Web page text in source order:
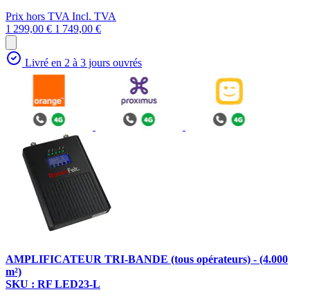
Prix hors TVAIncl. TVA
1 299,00 € 1 749,00 €
Livré en 2 à 3 jours ouvrés
AMPLIFICATEUR TRI-BANDE (tous opérateurs) - (4.000
m²)
SKU : RF LED23-L